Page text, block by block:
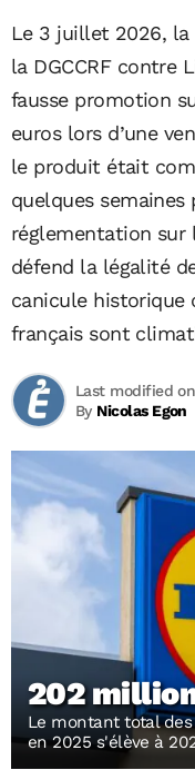
Le 3 juillet 2026, la
la DGCCRF contre
fausse promotion
euros lors d’une
le produit était
quelques
réglementation sur
défend la légalité
canicule historique
français sont
By Nicolas Egon
Last modified
202
Le montant total des
en 2025 s'élève à